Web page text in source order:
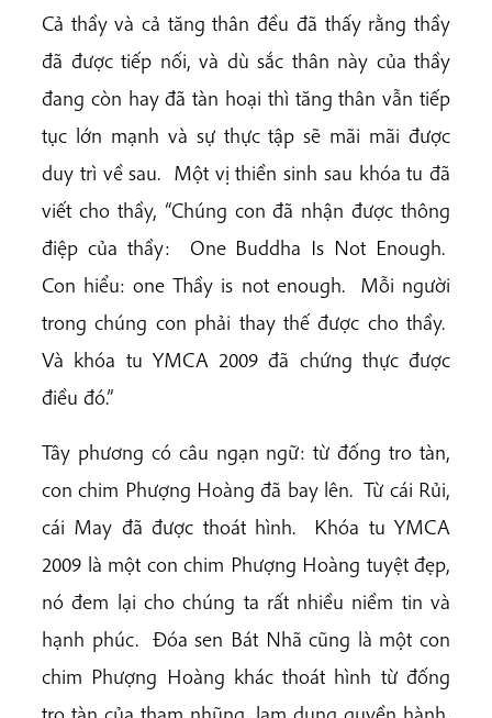
Cả thầy và cả tăng thân đều đã thấy rằng thầy
đã được tiếp nối, và dù sắc thân này của thầy
đang còn hay đã tàn hoại thì tăng thân vẫn tiếp
tục lớn mạnh và sự thực tập sẽ mãi mãi được
duy trì về sau. Một vị thiền sinh sau khóa tu đã
viết cho thầy, “Chúng con đã nhận được thông
điệp của thầy: One Buddha Is Not Enough.
Con hiểu: one Thầy is not enough. Mỗi người
trong chúng con phải thay thế được cho thầy.
Và khóa tu YMCA 2009 đã chứng thực được
điều đó.”
Tây phương có câu ngạn ngữ: từ đống tro tàn,
con chim Phượng Hoàng đã bay lên. Từ cái Rủi,
cái May đã được thoát hình. Khóa tu YMCA
2009 là một con chim Phượng Hoàng tuyệt đẹp,
nó đem lại cho chúng ta rất nhiều niềm tin và
hạnh phúc. Đóa sen Bát Nhã cũng là một con
chim Phượng Hoàng khác thoát hình từ đống